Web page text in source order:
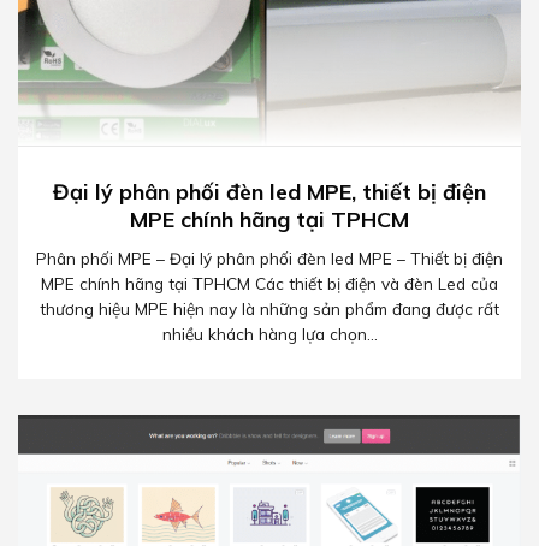
Đại lý phân phối đèn led MPE, thiết bị điện
MPE chính hãng tại TPHCM
Phân phối MPE – Đại lý phân phối đèn led MPE – Thiết bị điện
MPE chính hãng tại TPHCM Các thiết bị điện và đèn Led của
thương hiệu MPE hiện nay là những sản phẩm đang được rất
nhiều khách hàng lựa chọn...